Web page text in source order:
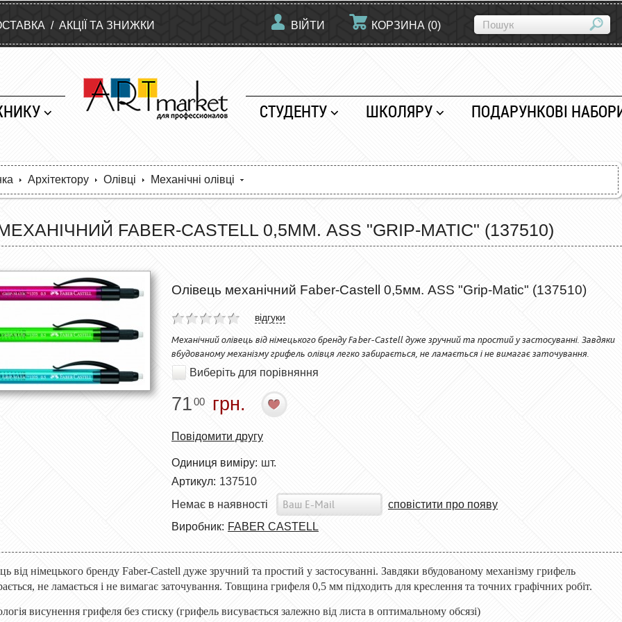
/ АКЦІЇ ТА ЗНИЖКИ ВІЙТИ КОРЗИНА (0)
СТУДЕНТУ ШКОЛЯРУ ПОДАРУНКОВІ
Архітектору Олівці Механічні олівці
FABER-CASTELL 0,5ММ. ASS "GRIP-MATIC" (137510)
Олівець механічний Faber-Castell 0,5мм. ASS "Grip-Matic" (137510)
відгуки
Механічний олівець від німецького бренду Faber-Castell дуже зручний та простий у застосуванні. Завдяки
вбудованому механізму грифель олівця легко забирається, не ламається і не вимагає заточування.
Виберіть для порівняння
7100 грн.
Повідомити другу
Одиниця виміру: шт.
Артикул: 137510
Немає в наявності
сповістити про появу
Виробник: FABER CASTELL
від німецького бренду Faber-Castell дуже зручний та простий у застосуванні. Завдяки вбудованому механізму грифель
не ламається і не вимагає заточування. Товщина грифеля 0,5 мм підходить для креслення та точних графічних робіт.
висунення грифеля без стиску (грифель висувається залежно від листа в оптимальному обсязі)